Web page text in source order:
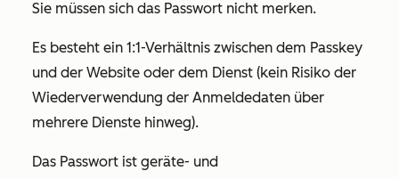
Sie müssen sich das Passwort nicht merken.
Es besteht ein 1:1-Verhältnis zwischen dem Passkey
und der Website oder dem Dienst (kein Risiko der
Wiederverwendung der Anmeldedaten über
mehrere Dienste hinweg).
Das Passwort ist geräte- und